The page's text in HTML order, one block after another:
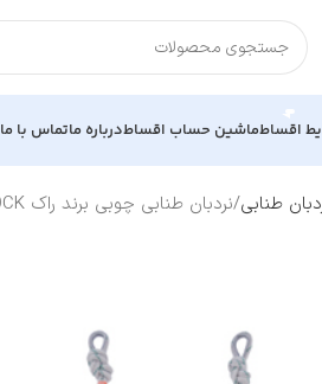
اقساطماشین حساب اقساطدرباره ماتماس با ما
طنابی نردبان طنابی چوبی برند راک ROCK مدل RL-41